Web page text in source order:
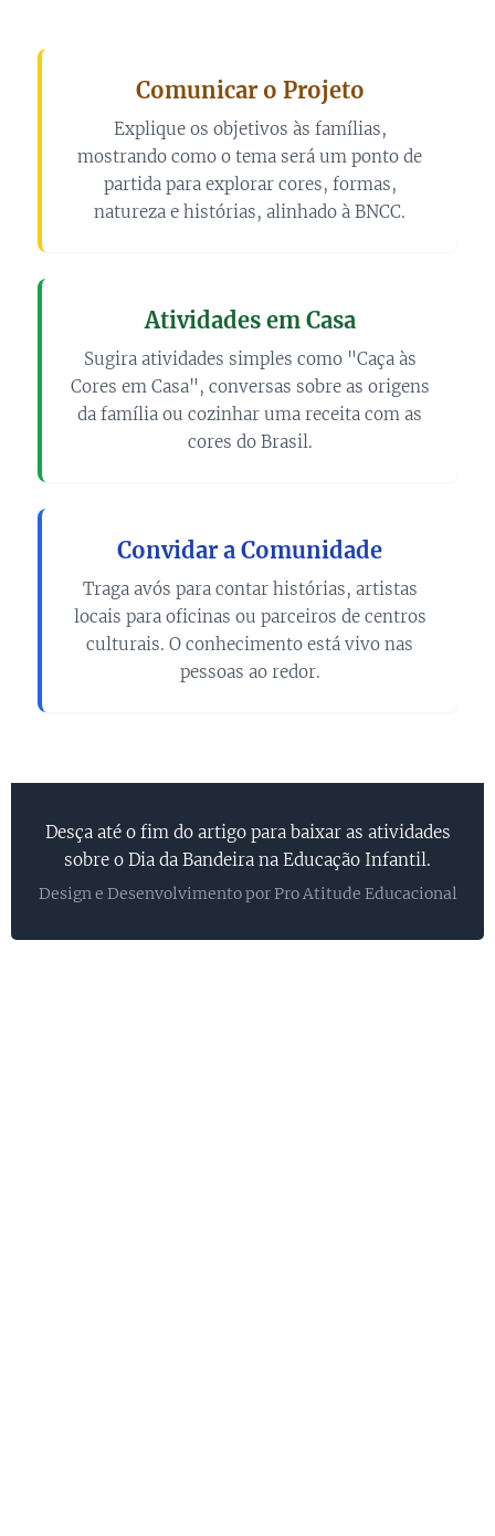
Comunicar o Projeto
Explique os objetivos às famílias,
mostrando como o tema será um ponto de
partida para explorar cores, formas,
natureza e histórias, alinhado à BNCC.
Atividades em Casa
Sugira atividades simples como "Caça às
Cores em Casa", conversas sobre as origens
da família ou cozinhar uma receita com as
cores do Brasil.
Convidar a Comunidade
Traga avós para contar histórias, artistas
locais para oficinas ou parceiros de centros
culturais. O conhecimento está vivo nas
pessoas ao redor.
Desça até o fim do artigo para baixar as atividades
sobre o Dia da Bandeira na Educação Infantil.
Design e Desenvolvimento por Pro Atitude Educacional